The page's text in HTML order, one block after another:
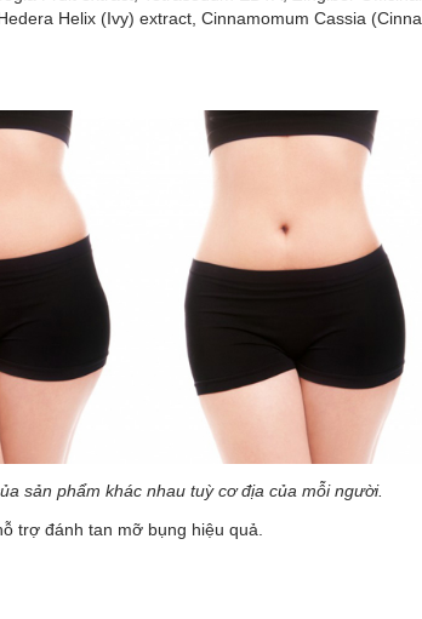
Helix (Ivy) extract, Cinnamomum Cassia
sản phẩm khác nhau tuỳ cơ địa của mỗi người.
trợ đánh tan mỡ bụng hiệu quả.